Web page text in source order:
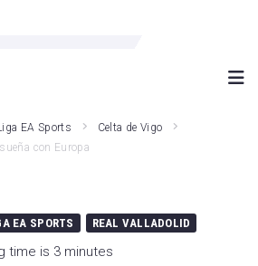
EA Sports
Celta de Vigo
con Europa
EA SPORTS REAL VALLADOLID
time is 3 minutes